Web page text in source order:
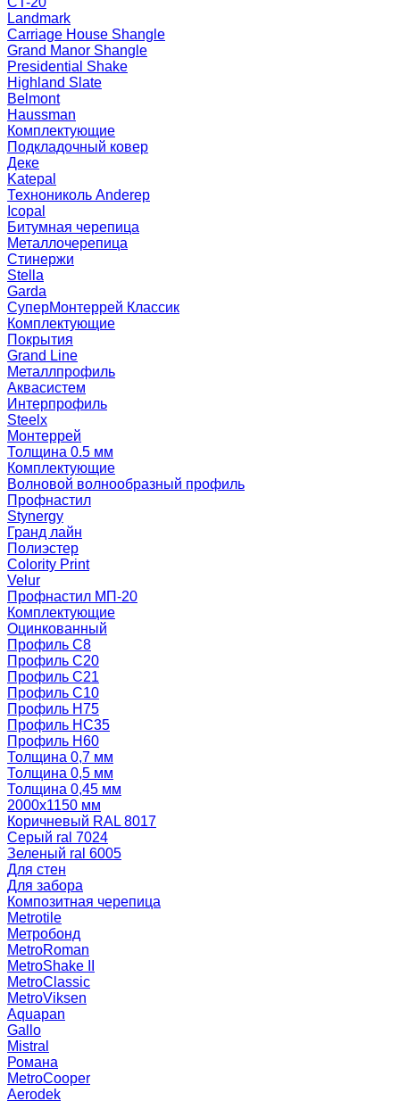
Landmark
Carriage House Shangle
Grand Manor Shangle
Presidential Shake
Highland Slate
Belmont
Haussman
Комплектующие
Подкладочный ковер
Деке
Katepal
Технониколь Anderep
Icopal
Битумная черепица
Металлочерепица
Стинержи
Stella
Garda
СуперМонтеррей Классик
Комплектующие
Покрытия
Grand Line
Металлпрофиль
Аквасистем
Интерпрофиль
Steelx
Монтеррей
Толщина 0.5 мм
Комплектующие
Волновой волнообразный профиль
Профнастил
Stynergy
Гранд лайн
Полиэстер
Colority Print
Velur
Профнастил МП-20
Комплектующие
Оцинкованный
Профиль С8
Профиль С20
Профиль С21
Профиль С10
Профиль Н75
Профиль НС35
Профиль Н60
Толщина 0,7 мм
Толщина 0,5 мм
Толщина 0,45 мм
2000х1150 мм
Коричневый RAL 8017
Серый ral 7024
Зеленый ral 6005
Для стен
Для забора
Композитная черепица
Metrotile
Метробонд
MetroRoman
MetroShake II
MetroClassic
MetroViksen
Aquapan
Gallo
Mistral
Романа
MetroCooper
Aerodek